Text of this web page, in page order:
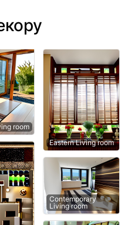
room
Eastern Living room
Contemporary
Living room